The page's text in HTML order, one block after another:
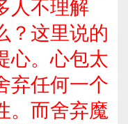
人不理解
？这里说的
心。心包太
弃任何一个
。而舍弃魔